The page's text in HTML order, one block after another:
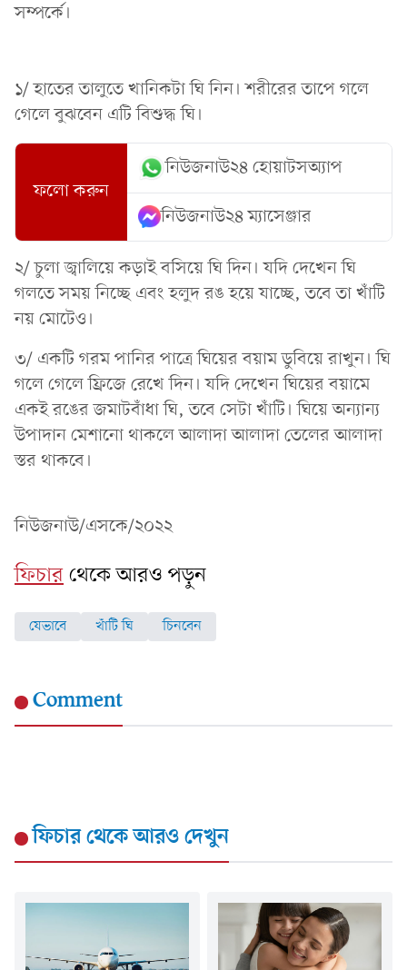
সম্পর্কে।
১/ হাতের তালুতে খানিকটা ঘি নিন। শরীরের তাপে গলে
গেলে বুঝবেন এটি বিশুদ্ধ ঘি।
ফলো করুন
নিউজনাউ২৪ হোয়াটসঅ্যাপ
নিউজনাউ২৪ ম্যাসেঞ্জার
২/ চুলা জ্বালিয়ে কড়াই বসিয়ে ঘি দিন। যদি দেখেন ঘি
গলতে সময় নিচ্ছে এবং হলুদ রঙ হয়ে যাচ্ছে, তবে তা খাঁটি
নয় মোটেও।
৩/ একটি গরম পানির পাত্রে ঘিয়ের বয়াম ডুবিয়ে রাখুন। ঘি
গলে গেলে ফ্রিজে রেখে দিন। যদি দেখেন ঘিয়ের বয়ামে
একই রঙের জমাটবাঁধা ঘি, তবে সেটা খাঁটি। ঘিয়ে অন্যান্য
উপাদান মেশানো থাকলে আলাদা আলাদা তেলের আলাদা
স্তর থাকবে।
নিউজনাউ/এসকে/২০২২
ফিচারথেকে আরও পড়ুন
যেভাবে খাঁটি ঘি চিনবেন
Comment
ফিচারথেকে আরও দেখুন